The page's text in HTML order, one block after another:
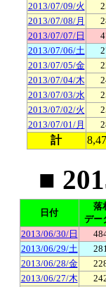
2013/07/09/火
2013/07/08/月
2013/07/07/日
2013/07/06/土
2013/07/05/金
2013/07/04/木
2013/07/03/水
2013/07/02/火
2013/07/01/月
計
■
日付
落
デー
2013/06/30/日
2013/06/29/土
2013/06/28/金
2013/06/27/木